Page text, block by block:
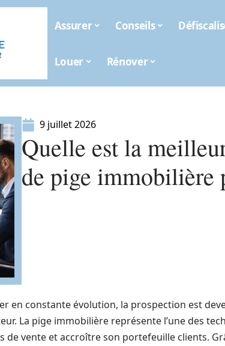
Assurer Conseils
Louer Rénover
9 juillet 2026
Quelle est la
de pige immobilière
en constante évolution, la prospection est
La pige immobilière représente l’une des
de vente et accroître son portefeuille clients.